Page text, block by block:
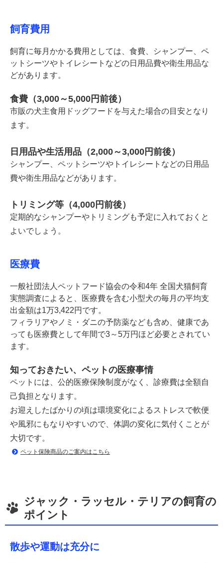
飼育費用
飼育に毎月かかる費用としては、食費、シャンプー、ペ
ットシーツやトイレシートなどの日用品費や衛生用品な
どがあります。
食費（3,000～5,000円前後）
市販の犬主食用ドッグフードを与えた場合の目安となり
ます。
日用品や生活用品（2,000～3,000円前後）
シャンプー、ペットシーツやトイレシートなどの日用品
費や衛生用品などがあります。
トリミング等（4,000円前後）
定期的なシャンプーやトリミングも予定に入れておくと
よいでしょう。
医療費
一般社団法人ペットフード協会の令和4年 全国犬猫飼育
実態調査によると、医療費を含む小型犬の毎月の平均支
出金額は1万3,422円です。
フィラリアやノミ・ダニの予防薬なども含め、健康であ
っても医療費として年間で3～5万円ほど必要とされてい
ます。
知っておきたい、ペットの医療事情
ペットには、公的医療保険制度がなく、診療費は全額自
己負担となります。
お迎えしたばかりの頃は環境変化によるストレスで軟便
や風邪にもなりやすいので、体調の変化に気付くことが
大切です。
ペット保険商品のご案内はこちら
ジャック・ラッセル・テリアの飼育の
ポイント
散歩や運動は充分に